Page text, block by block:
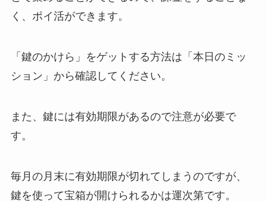
く、ポイ活ができます。
「鍵のかけら」をゲットする方法は「本日のミッ
ション」から確認してください。
また、鍵には有効期限があるので注意が必要で
す。
毎月の月末に有効期限が切れてしまうのですが、
鍵を使って宝箱が開けられるかは運次第です。